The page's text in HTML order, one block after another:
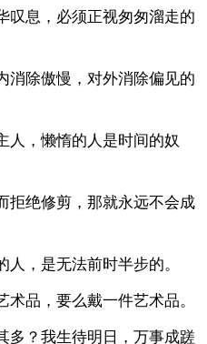
叹息，必须正视匆匆溜走的
消除傲慢，对外消除偏见的
人，懒惰的人是时间的奴
拒绝修剪，那就永远不会成
，是无法前时半步的。
品，要么戴一件艺术品。
多？我生待明日，万事成蹉